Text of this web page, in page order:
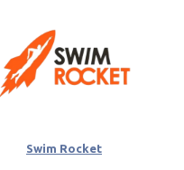
Swim Rocket